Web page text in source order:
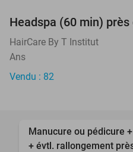
Headspa (60 min) près
HairCare By T Institut
Ans
Vendu : 82
Manucure ou pédicure
+ évtl. rallongement